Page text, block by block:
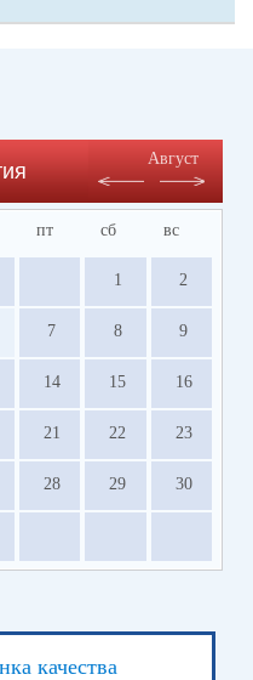
Август
пт сб вс
1 2
7 8 9
14 15 16
21 22 23
28 29 30
качества